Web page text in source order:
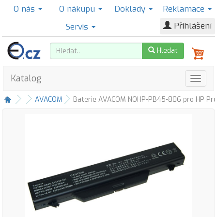
O nás O nákupu Doklady
Reklamace
Servis
Přihlášení
Hledat
Katalog
AVACOM Baterie AVACOM NOHP-PB45-806 pro HP